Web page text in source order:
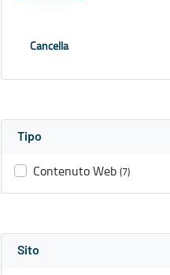
Cancella
Tipo
Contenuto Web (7)
Sito